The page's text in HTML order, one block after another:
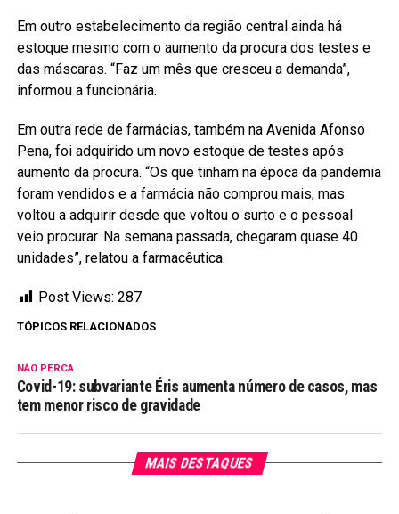
Em outro estabelecimento da região central ainda há
estoque mesmo com o aumento da procura dos testes e
das máscaras. “Faz um mês que cresceu a demanda”,
informou a funcionária.
Em outra rede de farmácias, também na Avenida Afonso
Pena, foi adquirido um novo estoque de testes após
aumento da procura. “Os que tinham na época da pandemia
foram vendidos e a farmácia não comprou mais, mas
voltou a adquirir desde que voltou o surto e o pessoal
veio procurar. Na semana passada, chegaram quase 40
unidades”, relatou a farmacêutica.
Post Views: 287
TÓPICOS RELACIONADOS
NÃO PERCA
Covid-19: subvariante Éris aumenta número de casos, mas
tem menor risco de gravidade
MAIS DESTAQUES